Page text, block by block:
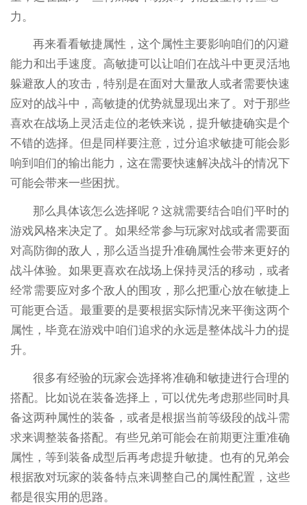
力。
再来看看敏捷属性，这个属性主要影响咱们的闪避
能力和出手速度。高敏捷可以让咱们在战斗中更灵活地
躲避敌人的攻击，特别是在面对大量敌人或者需要快速
应对的战斗中，高敏捷的优势就显现出来了。对于那些
喜欢在战场上灵活走位的老铁来说，提升敏捷确实是个
不错的选择。但是同样要注意，过分追求敏捷可能会影
响到咱们的输出能力，这在需要快速解决战斗的情况下
可能会带来一些困扰。
那么具体该怎么选择呢？这就需要结合咱们平时的
游戏风格来决定了。如果经常参与玩家对战或者需要面
对高防御的敌人，那么适当提升准确属性会带来更好的
战斗体验。如果更喜欢在战场上保持灵活的移动，或者
经常需要应对多个敌人的围攻，那么把重心放在敏捷上
可能更合适。最重要的是要根据实际情况来平衡这两个
属性，毕竟在游戏中咱们追求的永远是整体战斗力的提
升。
很多有经验的玩家会选择将准确和敏捷进行合理的
搭配。比如说在装备选择上，可以优先考虑那些同时具
备这两种属性的装备，或者是根据当前等级段的战斗需
求来调整装备搭配。有些兄弟可能会在前期更注重准确
属性，等到装备成型后再考虑提升敏捷。也有的兄弟会
根据敌对玩家的装备特点来调整自己的属性配置，这些
都是很实用的思路。